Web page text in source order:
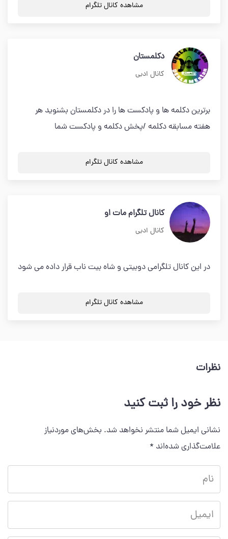
مشاهده کانال تلگرام
دکلمستان
کانال ادبی
برترین دکلمه ها و پادکست ها را در دکلمستان بشنوید هر
هفته مسابقه دکلمه /پخش دکلمه و پادکست شما
مشاهده کانال تلگرام
کانال تلگرام مات او
کانال ادبی
در این کانال تلگرامی دوبیتی و شاه بیت ناب قرار داده می شود
مشاهده کانال تلگرام
نظرات
نظر خود را ثبت کنید
نشانی ایمیل شما منتشر نخواهد شد. بخش‌های موردنیاز
علامت‌گذاری شده‌اند *